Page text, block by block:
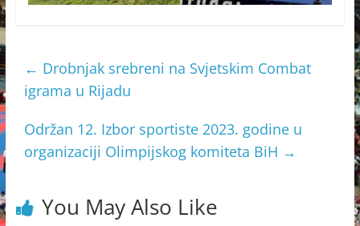
← Drobnjak srebreni na Svjetskim Combat
igrama u Rijadu
Održan 12. Izbor sportiste 2023. godine u
organizaciji Olimpijskog komiteta BiH →
You May Also Like